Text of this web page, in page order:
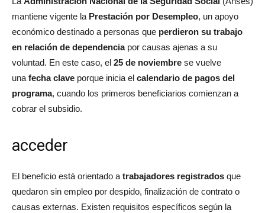
mantiene vigente la Prestación por Desempleo, un apoyo
económico destinado a personas que perdieron su trabajo
en relación de dependenciapor causas ajenas a su
voluntad. En este caso, el 25 de noviembre se vuelve
unafecha clave porque inicia el calendario de pagos del
programa, cuando los primeros beneficiarios comienzan a
cobrar el subsidio.
acceder
El beneficio está orientado atrabajadores registrados que
quedaron sin empleo por despido, finalización de contrato o
causas externas. Existen requisitos específicos según la